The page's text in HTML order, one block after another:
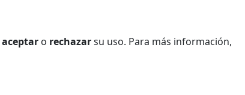
aceptar o rechazarsu uso. Para más información,